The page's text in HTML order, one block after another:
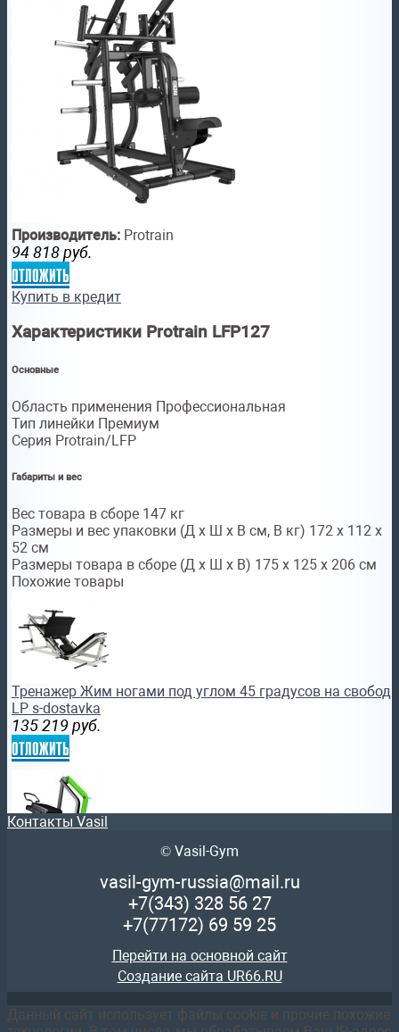
Производитель: Protrain
94 818 руб.
отложить
Купить в кредит
Характеристики Protrain LFP127
Основные
Область применения Профессиональная
Тип линейки Премиум
Серия Protrain/LFP
Габариты и вес
Вес товара в сборе 147 кг
Размеры и вес упаковки (Д x Ш x В см, В кг) 172 х 112 х
52 см
Размеры товара в сборе (Д x Ш x В) 175 х 125 х 206 см
Похожие товары
Тренажер Жим ногами под углом 45 градусов на
LP s-dostavka
135 219 руб.
отложить
Тренажер силовой Отведение ног назад (ягодицы)
Контакты Vasil
© Vasil-Gym
vasil-gym-russia@mail.ru
+7(343) 328 56 27
+7(77172) 69 59 25
Перейти на основной сайт
Создание сайта UR66.RU
Данный сайт использует файлы cookie и прочие похожие